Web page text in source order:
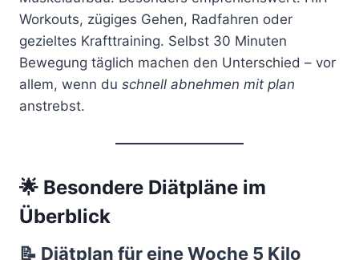
Workouts, zügiges Gehen, Radfahren oder
gezieltes Krafttraining. Selbst 30 Minuten
Bewegung täglich machen den Unterschied – vor
allem, wenn du schnell abnehmen mit plan
anstrebst.
🌟 Besondere Diätpläne im
Überblick
📝 Diätplan für eine Woche 5 Kilo